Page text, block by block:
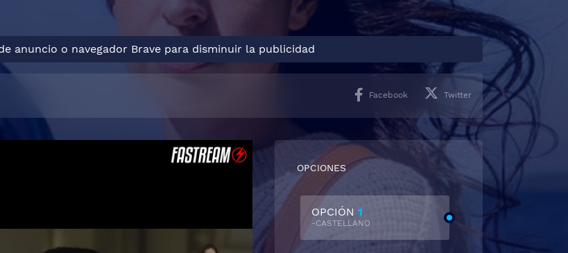
anuncio o navegador Brave para disminuir la publicidad
Facebook Twitter
OPCIONES
OPCIÓN 1
-CASTELLANO